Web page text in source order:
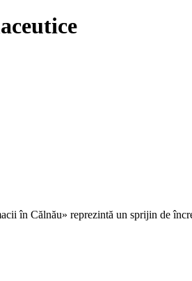
în Călnău» reprezintă un sprijin de